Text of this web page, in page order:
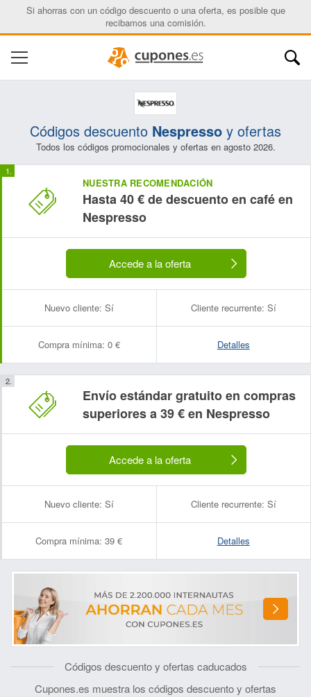
Si ahorras con un código descuento o una oferta, es posible que
recibamos una comisión.
Códigos descuento Nespresso y ofertas
Todos los códigos promocionales y ofertas en agosto 2026.
NUESTRA RECOMENDACIÓN
Hasta 40 € de descuento en café en
Nespresso
Accede a la oferta
Nuevo cliente: Sí Cliente recurrente: Sí
Compra mínima: 0 € Detalles
Envío estándar gratuito en compras
superiores a 39 € en Nespresso
Accede a la oferta
Nuevo cliente: Sí Cliente recurrente: Sí
Compra mínima: 39 € Detalles
Códigos descuento y ofertas caducados
Cupones.es muestra los códigos descuento y ofertas